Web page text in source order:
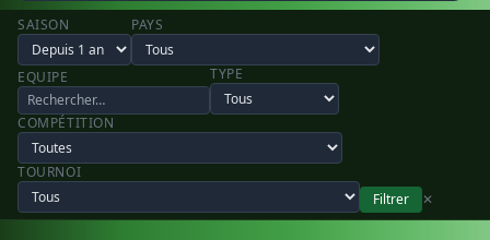
SAISON PAYS
EQUIPE TYPE
COMPÉTITION
TOURNOI
Filtrer
✕